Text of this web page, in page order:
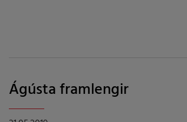
Ágústa framlengir